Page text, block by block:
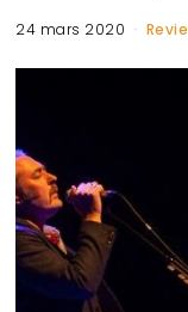
24 mars 2020